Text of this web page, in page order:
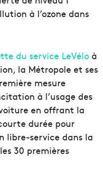
à l’ozone dans
du service LeVélo à
la Métropole et ses
mesure
à l’usage des
en offrant la
durée pour
libre-service dans la
30 premières